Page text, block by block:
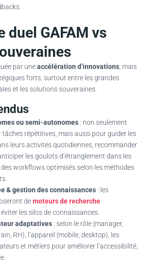
duel GAFAM vs
par uneaccélération d’innovations , mais
forts, surtout entre les grandes
et les solutions souveraines.
ou semi-autonomes : non seulement
répétitives, mais aussi pour guider les
leurs activités quotidiennes, recommander
les goulots d’étranglement dans les
workflows optimisés selon les méthodes
& gestion des connaissances : les
demoteurs de recherche
les silos de connaissances.
adaptatives : selon le rôle (manager,
RH), l’appareil (mobile, desktop), les
et métiers pour améliorer l’accessibilité,